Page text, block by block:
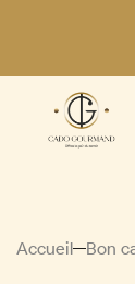
Accueil Bon